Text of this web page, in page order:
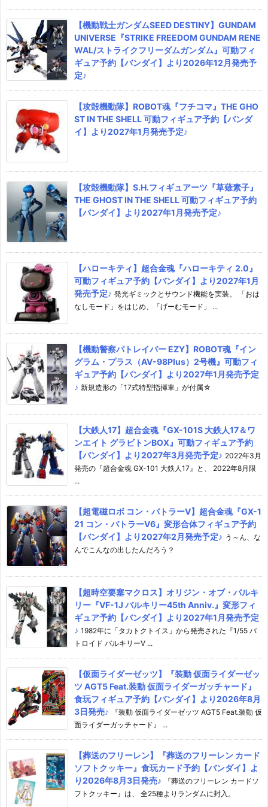
【機動戦士ガンダムSEED DESTINY】GUNDAM
UNIVERSE『STRIKE FREEDOM GUNDAM RENE
WAL/ストライクフリーダムガンダム』可動フィ
ギュア予約【バンダイ】より2026年12月発売予
定♪
【攻殻機動隊】ROBOT魂『フチコマ』THE GHO
ST IN THE SHELL 可動フィギュア予約【バンダ
イ】より2027年1月発売予定♪
【攻殻機動隊】S.H.フィギュアーツ『草薙素子』
THE GHOST IN THE SHELL 可動フィギュア予約
【バンダイ】より2027年1月発売予定♪
【ハローキティ】超合金魂『ハローキティ 2.0』
可動フィギュア予約【バンダイ】より2027年1月
発売予定♪ 発光ギミックとサウンド機能を実装。 「おは
なしモード」をはじめ、「げーむモード」 ...
【機動警察パトレイバー EZY】ROBOT魂『イン
グラム・プラス（AV-98Plus）2号機』可動フィ
ギュア予約【バンダイ】より2027年1月発売予定
♪ 新規造形の「17式特型指揮車」が付属☆
【大鉄人17】超合金魂『GX-101S 大鉄人17＆ワ
ンエイト グラビトンBOX』可動フィギュア予約
【バンダイ】より2027年3月発売予定♪ 2022年3月
発売の『超合金魂 GX-101 大鉄人17』と、 2022年8月限
...
【超電磁ロボ コン・バトラーV】超合金魂『GX-1
21 コン・バトラーV6』変形合体フィギュア予約
【バンダイ】より2027年2月発売予定♪ う～ん、な
んでこんなの出したんだろう？
【超時空要塞マクロス】オリジン・オブ・バルキ
リー『VF-1J バルキリー45th Anniv.』変形フィ
ギュア予約【バンダイ】より2027年1月発売予定
♪ 1982年に「タカトクトイス」から発売された『1/55 バ
トロイド バルキリーV ...
【仮面ライダーゼッツ】『装動 仮面ライダーゼッ
ツ AGT5 Feat.装動 仮面ライダーガッチャード』
食玩フィギュア予約【バンダイ】より2026年8月
3日発売♪
『装動 仮面ライダーゼッツ AGT5 Feat.装動 仮
面ライダーガッチャード』 ...
【葬送のフリーレン】『葬送のフリーレン カード
ソフトクッキー』食玩カード予約【バンダイ】よ
り2026年8月3日発売♪
『葬送のフリーレン カードソ
フトクッキー』は、 全25種よりランダムに封入。